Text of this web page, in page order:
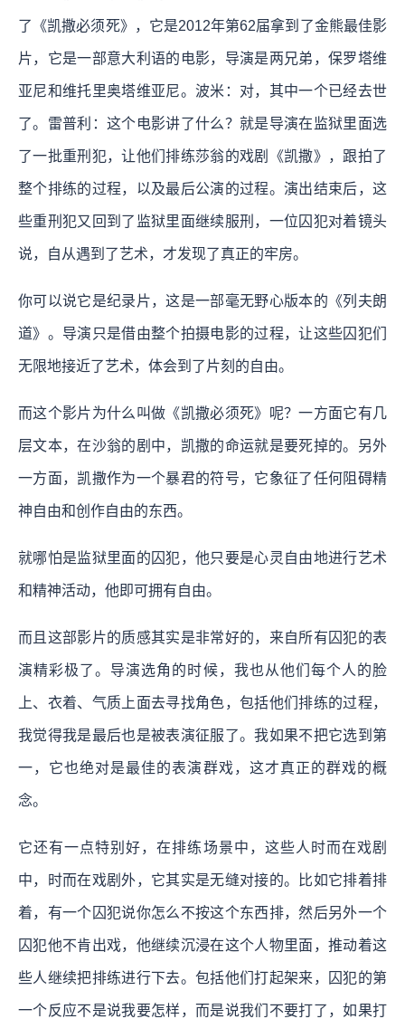
了《凯撒必须死》，它是2012年第62届拿到了金熊最佳影
片，它是一部意大利语的电影，导演是两兄弟，保罗塔维
亚尼和维托里奥塔维亚尼。波米：对，其中一个已经去世
了。雷普利：这个电影讲了什么？就是导演在监狱里面选
了一批重刑犯，让他们排练莎翁的戏剧《凯撒》，跟拍了
整个排练的过程，以及最后公演的过程。演出结束后，这
些重刑犯又回到了监狱里面继续服刑，一位囚犯对着镜头
说，自从遇到了艺术，才发现了真正的牢房。
你可以说它是纪录片，这是一部毫无野心版本的《列夫朗
道》。导演只是借由整个拍摄电影的过程，让这些囚犯们
无限地接近了艺术，体会到了片刻的自由。
而这个影片为什么叫做《凯撒必须死》呢？一方面它有几
层文本，在沙翁的剧中，凯撒的命运就是要死掉的。另外
一方面，凯撒作为一个暴君的符号，它象征了任何阻碍精
神自由和创作自由的东西。
就哪怕是监狱里面的囚犯，他只要是心灵自由地进行艺术
和精神活动，他即可拥有自由。
而且这部影片的质感其实是非常好的，来自所有囚犯的表
演精彩极了。导演选角的时候，我也从他们每个人的脸
上、衣着、气质上面去寻找角色，包括他们排练的过程，
我觉得我是最后也是被表演征服了。我如果不把它选到第
一，它也绝对是最佳的表演群戏，这才真正的群戏的概
念。
它还有一点特别好，在排练场景中，这些人时而在戏剧
中，时而在戏剧外，它其实是无缝对接的。比如它排着排
着，有一个囚犯说你怎么不按这个东西排，然后另外一个
囚犯他不肯出戏，他继续沉浸在这个人物里面，推动着这
些人继续把排练进行下去。包括他们打起架来，囚犯的第
一个反应不是说我要怎样，而是说我们不要打了，如果打